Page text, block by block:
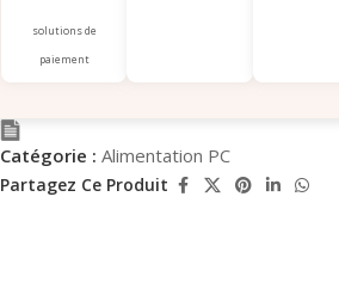
solutions de
paiement
Catégorie : Alimentation PC
Partagez Ce Produit